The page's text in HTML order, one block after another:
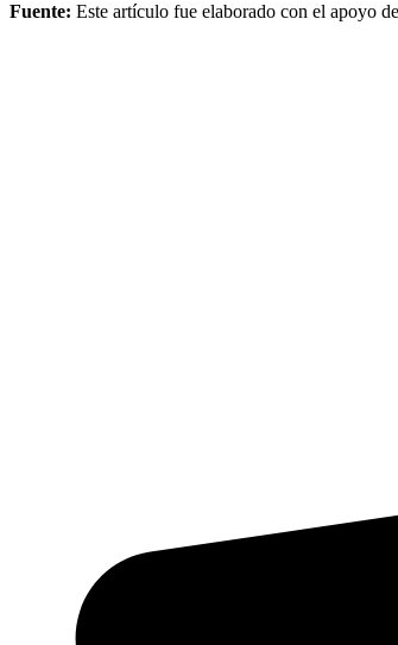
Fuente: Este artículo fue elaborado con el apoyo